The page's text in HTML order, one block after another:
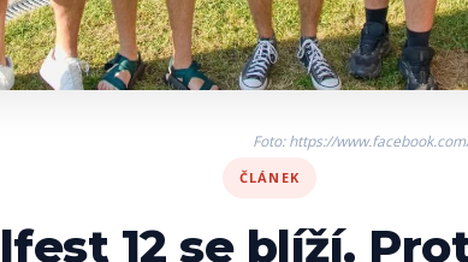
Foto: https://
ČLÁNEK
12 se blíží.